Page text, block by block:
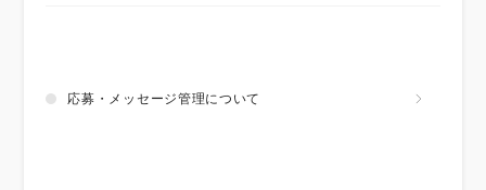
応募・メッセージ管理について